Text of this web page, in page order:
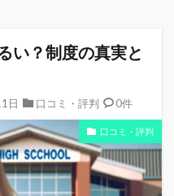
い？制度の真実と
日 口コミ・評判 0件
口コミ・評判